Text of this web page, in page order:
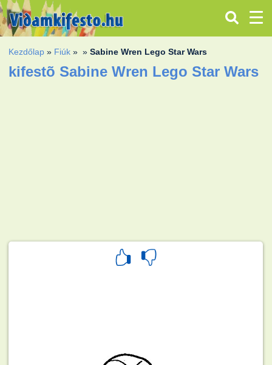
Kezdőlap » Fiúk » »Sabine Wren Lego Star Wars
kifestõ Sabine Wren Lego Star Wars